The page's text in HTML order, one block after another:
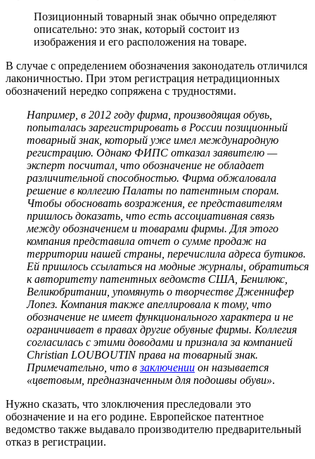
Позиционный товарный знак обычно определяют
описательно: это знак, который состоит из
изображения и его расположения на товаре.
В случае с определением обозначения законодатель отличился
лаконичностью. При этом регистрация нетрадиционных
обозначений нередко сопряжена с трудностями.
Например, в 2012 году фирма, производящая обувь,
попыталась зарегистрировать в России позиционный
товарный знак, который уже имел международную
регистрацию. Однако ФИПС отказал заявителю —
эксперт посчитал, что обозначение не обладает
различительной способностью. Фирма обжаловала
решение в коллегию Палаты по патентным спорам.
Чтобы обосновать возражения, ее представителям
пришлось доказать, что есть ассоциативная связь
между обозначением и товарами фирмы. Для этого
компания представила отчет о сумме продаж на
территории нашей страны, перечислила адреса бутиков.
Ей пришлось ссылаться на модные журналы, обратиться
к авторитету патентных ведомств США, Бенилюкс,
Великобритании, упомянуть о творчестве Дженнифер
Лопез. Компания также апеллировала к тому, что
обозначение не имеет функционального характера и не
ограничивает в правах другие обувные фирмы. Коллегия
согласилась с этими доводами и признала за компанией
Christian LOUBOUTIN права на товарный знак.
Примечательно, что взаключении он называется
«цветовым, предназначенным для подошвы обуви».
Нужно сказать, что злоключения преследовали это
обозначение и на его родине. Европейское патентное
ведомство также выдавало производителю предварительный
отказ в регистрации.